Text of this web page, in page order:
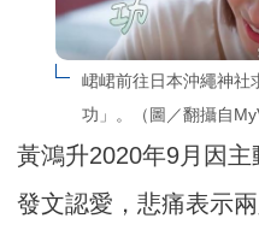
峮峮前往日本沖繩神社
功」。（圖／翻攝自
黃鴻升2020年9月因
發文認愛，悲痛表示